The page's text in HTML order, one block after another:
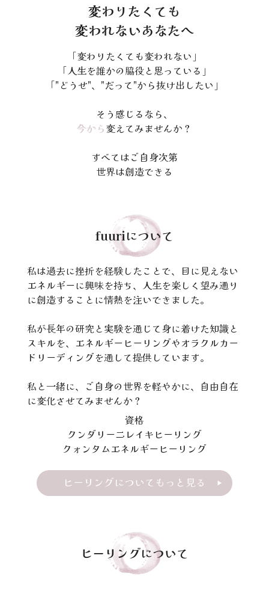
変わりたくても
変われないあなたへ
「変わりたくても変われない」
「人生を誰かの脇役と思っている」
「"どうせ"、"だって"から抜け出したい」
そう感じるなら、
今から変えてみませんか？
すべてはご自身次第
世界は創造できる
fuuriについて
私は過去に挫折を経験したことで、目に見えない
エネルギーに興味を持ち、人生を楽しく望み通り
に創造することに情熱を注いできました。
私が長年の研究と実験を通じて身に着けた知識と
スキルを、エネルギーヒーリングやオラクルカー
ドリーディングを通して提供しています。
私と一緒に、ご自身の世界を軽やかに、自由自在
に変化させてみませんか？
資格
クンダリーニレイキヒーリング
クォンタムエネルギーヒーリング
ヒーリングについてもっと見る
ヒーリングについて